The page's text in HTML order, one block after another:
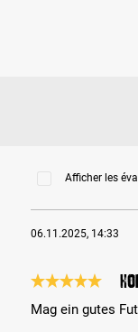
Afficher les
06.11.2025, 14:33
Mag ein gutes